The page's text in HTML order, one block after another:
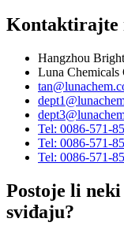
Kontaktirajte
Hangzhou
Luna Chemicals
Tel: 0086-571-
Tel: 0086-571-
Tel: 0086-571-
Postoje li
sviđaju?